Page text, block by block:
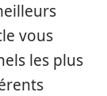
vous
les plus